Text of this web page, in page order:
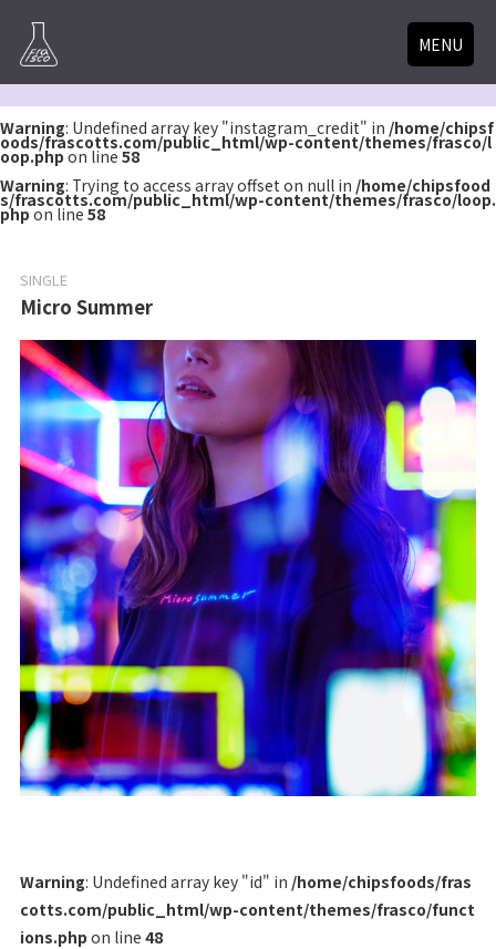
MENU
Warning: Undefined array key "instagram_credit" in /home/chipsf
oods/frascotts.com/public_html/wp-content/themes/frasco/l
oop.php on line 58
Warning: Trying to access array offset on null in /home/chipsfood
s/frascotts.com/public_html/wp-content/themes/frasco/loop.
php on line 58
SINGLE
Micro Summer
Warning: Undefined array key "id" in /home/chipsfoods/fras
cotts.com/public_html/wp-content/themes/frasco/funct
ions.php on line 48